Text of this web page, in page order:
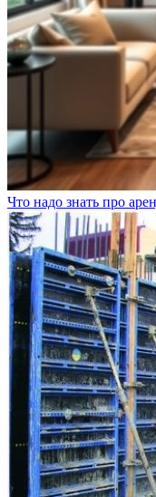
Что надо знать про